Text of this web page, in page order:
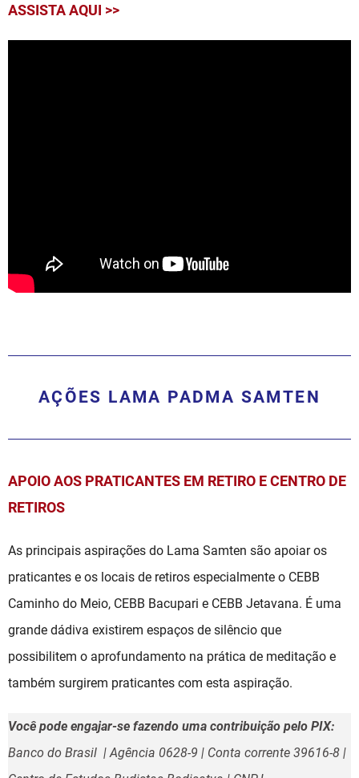
ASSISTA AQUI >>
AÇÕES LAMA PADMA SAMTEN
APOIO AOS PRATICANTES EM RETIRO E CENTRO DE
RETIROS
As principais aspirações do Lama Samten são apoiar os
praticantes e os locais de retiros especialmente o CEBB
Caminho do Meio, CEBB Bacupari e CEBB Jetavana. É uma
grande dádiva existirem espaços de silêncio que
possibilitem o aprofundamento na prática de meditação e
também surgirem praticantes com esta aspiração.
Você pode engajar-se fazendo uma contribuição pelo PIX:
Banco do Brasil | Agência 0628-9 | Conta corrente 39616-8 |